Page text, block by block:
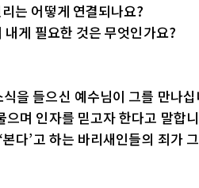
는 어떻게 연결되나요?
게 필요한 것은 무엇인가요?
을 들으신 예수님이 그를 만나십
며 인자를 믿고자 한다고 말합
다’고 하는 바리새인들의 죄가